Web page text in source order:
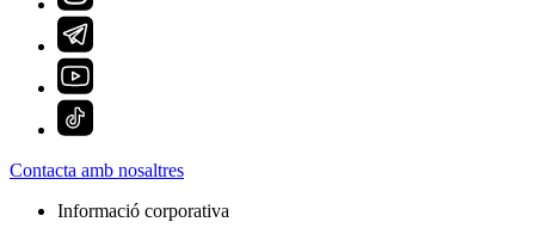
Contacta amb nosaltres
Informació corporativa